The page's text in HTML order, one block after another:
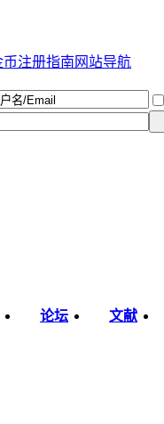
注册指南 网站导航
论坛 文献